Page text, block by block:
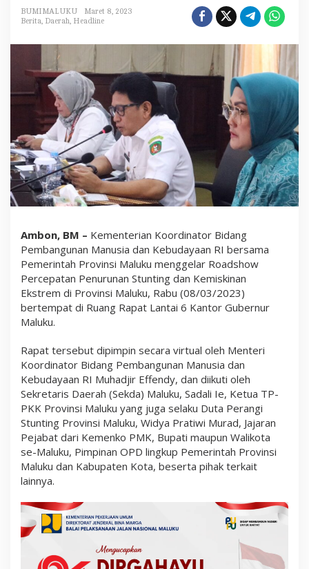
P
G
a
r
R
o
a
d
s
h
o
w
P
e
r
e
p
a
t
a
n
P
e
u
n
a
n
S
t
u
n
t
i
n
K
e
i
s
BUMIMALUKU
Maret 8, 2023
Berita, Daerah, Headline
Ambon, BM – Kementerian Koordinator Bidang
Pembangunan Manusia dan Kebudayaan RI bersama
Pemerintah Provinsi Maluku menggelar Roadshow
Percepatan Penurunan Stunting dan Kemiskinan
Ekstrem di Provinsi Maluku, Rabu (08/03/2023)
bertempat di Ruang Rapat Lantai 6 Kantor Gubernur
Maluku.
Rapat tersebut dipimpin secara virtual oleh Menteri
Koordinator Bidang Pembangunan Manusia dan
Kebudayaan RI Muhadjir Effendy, dan diikuti oleh
Sekretaris Daerah (Sekda) Maluku, Sadali Ie, Ketua TP-
PKK Provinsi Maluku yang juga selaku Duta Perangi
Stunting Provinsi Maluku, Widya Pratiwi Murad, Jajaran
Pejabat dari Kemenko PMK, Bupati maupun Walikota
se-Maluku, Pimpinan OPD lingkup Pemerintah Provinsi
Maluku dan Kabupaten Kota, beserta pihak terkait
lainnya.